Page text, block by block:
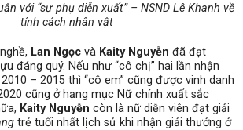
với “sư phụ diễn xuất” – NSND Lê Khanh về
tính cách nhân vật
Lan Ngọc và Kaity Nguyễn đã đạt
đáng quý. Nếu như “cô chị” hai lần nhận
2010 – 2015 thì “cô em” cũng được vinh danh
cũng ở hạng mục Nữ chính xuất sắc
Kaity Nguyễn còn là nữ diễn viên đạt giải
trẻ tuổi nhất lịch sử khi nhận giải thưởng ở